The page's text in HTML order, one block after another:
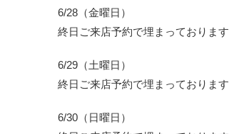
6/28（金曜日）
終日ご来店予約で埋まっております
6/29（土曜日）
終日ご来店予約で埋まっております
6/30（日曜日）